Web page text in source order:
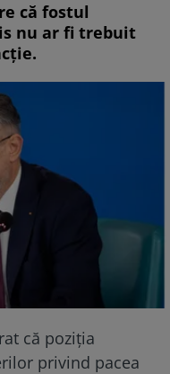
că fostul
nu ar fi trebuit
că poziția
privind pacea